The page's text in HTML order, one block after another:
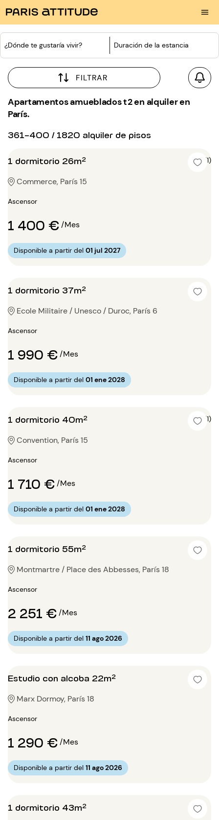
¿Dónde te gustaría vivir? Duración de la estancia
FILTRAR
Apartamentos amueblados t2 en alquiler en
París.
361-400 / 1820 alquiler de pisos
1 dormitorio 26m² 5 (1)
Commerce, París 15
Ascensor
1 400 €/Mes
Disponible a partir del 01 jul 2027
1 dormitorio 37m²
Ecole Militaire / Unesco / Duroc, París 6
Ascensor
1 990 €/Mes
Disponible a partir del 01 ene 2028
1 dormitorio 40m² 4 (1)
Convention, París 15
Ascensor
1 710 €/Mes
Disponible a partir del 01 ene 2028
1 dormitorio 55m²
Montmartre / Place des Abbesses, París 18
Ascensor
2 251 €/Mes
Disponible a partir del 11 ago 2026
Estudio con alcoba 22m²
Marx Dormoy, París 18
Ascensor
1 290 €/Mes
Disponible a partir del 11 ago 2026
1 dormitorio 43m²